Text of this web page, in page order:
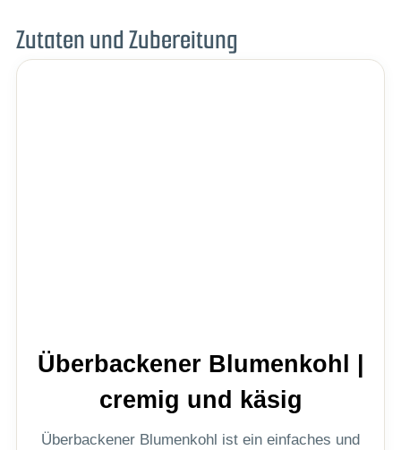
Zutaten und Zubereitung
Überbackener Blumenkohl |
cremig und käsig
Überbackener Blumenkohl ist ein einfaches und